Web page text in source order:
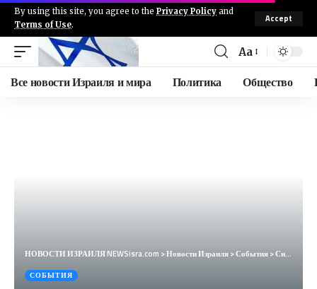
By using this site, you agree to the Privacy Policy and
Terms of Use.
Accept
Aa
Все новости Израиля и мира Политика Общество
НОВОСТИ ИЗРАИЛЯ NEWSisra.com >Новости Израиля>События>Силы ЦАХАЛа в настоящее время действуют в деревне Мадама, возле Шхема. #интеллиньюз
СОБЫТИЯ